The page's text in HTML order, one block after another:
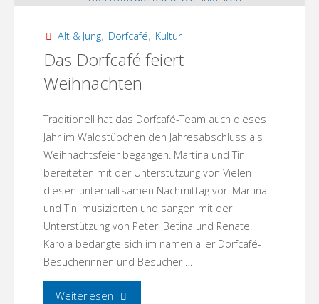
Exkursion
in
der
Gedenkstätte
Friedrich
Wolf
Lehnitz"
Alt & Jung, Dorfcafé, Kultur
Das Dorfcafé feiert
Weihnachten
Traditionell hat das Dorfcafé-Team auch dieses
Jahr im Waldstübchen den Jahresabschluss als
Weihnachtsfeier begangen. Martina und Tini
bereiteten mit der Unterstützung von Vielen
diesen unterhaltsamen Nachmittag vor. Martina
und Tini musizierten und sangen mit der
Unterstützung von Peter, Betina und Renate.
Karola bedangte sich im namen aller Dorfcafé-
Besucherinnen und Besucher …
Weiterlesen "Das